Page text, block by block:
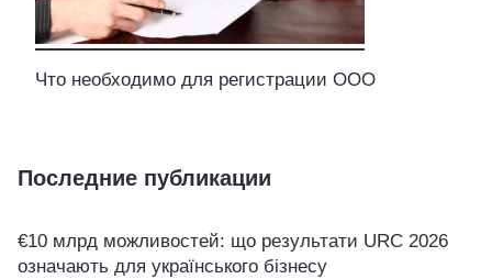
Что необходимо для регистрации ООО
Последние публикации
€10 млрд можливостей: що результати URC 2026
означають для українського бізнесу